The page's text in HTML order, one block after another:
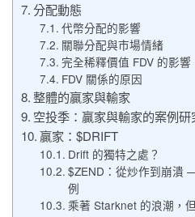
分配動態
代幣分配的影響
關聯分配與市場情緒
完全稀釋價值 FDV 的影響
FDV 關係的原因
整體的贏家與輸家
空投季：贏家與輸家的案例研
贏家：$DRIFT
Drift 的獨特之處？
$ZEND：從炒作到崩潰
例
乘著 Starknet 的浪潮，